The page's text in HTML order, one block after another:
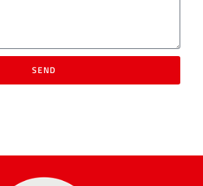
SEND